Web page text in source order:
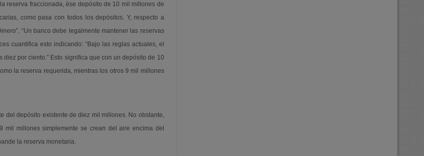
reserva fraccionada, ése depósito de 10 mil millones de
como pasa con todos los depósitos. Y, respecto a
“Un banco debe legalmente mantener las reservas
cuantifica esto indicando: “Bajo las reglas actuales, el
por ciento.” Esto significa que con un depósito de 10
la reserva requerida, mientras los otros 9 mil millones
del depósito existente de diez mil millones. No obstante,
millones simplemente se crean del aire encima del
la reserva monetaria.